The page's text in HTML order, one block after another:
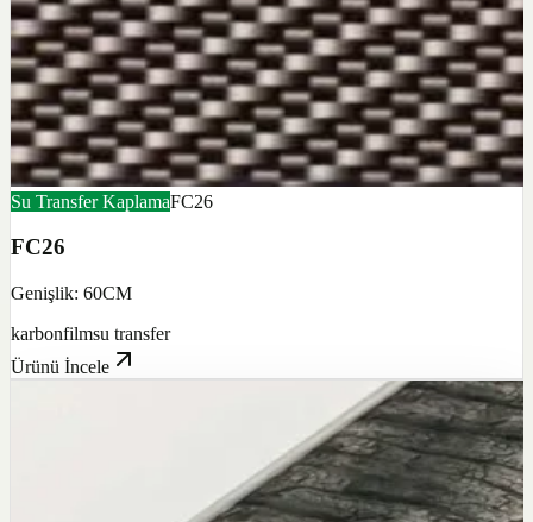
Su Transfer KaplamaFC26
FC26
Genişlik: 60CM
karbonfilmsu transfer
Ürünü İncele